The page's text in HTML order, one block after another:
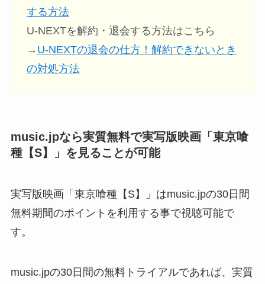
する方法
U-NEXTを解約・退会する方法はこちら
→ U-NEXTの退会の仕方！解約できないとき
の対処方法
music.jpなら実質無料で実写版映画「東京喰
種【S】」を見ることが可能
実写版映画「東京喰種【S】」はmusic.jpの30日間
無料期間のポイントを利用する事で視聴可能で
す。
music.jpの30日間の無料トライアルであれば、実質